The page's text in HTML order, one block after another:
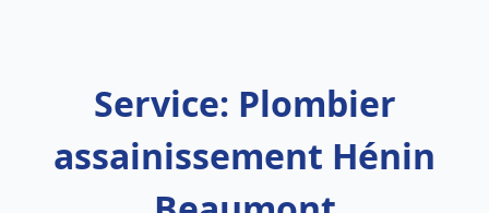
Service: Plombier
assainissement Hénin